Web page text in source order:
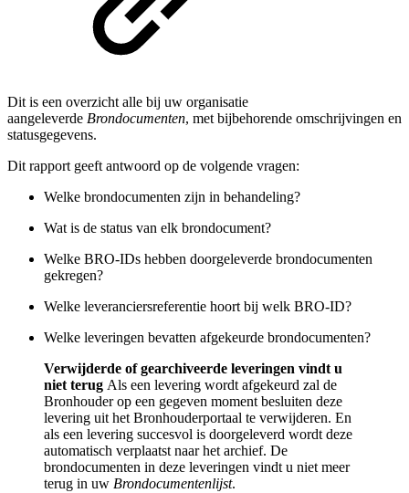
Dit is een overzicht alle bij uw organisatie
aangeleverde Brondocumenten, met bijbehorende omschrijvingen en
statusgegevens.
Dit rapport geeft antwoord op de volgende vragen:
Welke brondocumenten zijn in behandeling?
Wat is de status van elk brondocument?
Welke BRO-IDs hebben doorgeleverde brondocumenten
gekregen?
Welke leveranciersreferentie hoort bij welk BRO-ID?
Welke leveringen bevatten afgekeurde brondocumenten?
Verwijderde of gearchiveerde leveringen vindt u
niet terug Als een levering wordt afgekeurd zal de
Bronhouder op een gegeven moment besluiten deze
levering uit het Bronhouderportaal te verwijderen. En
als een levering succesvol is doorgeleverd wordt deze
automatisch verplaatst naar het archief. De
brondocumenten in deze leveringen vindt u niet meer
terug in uw Brondocumentenlijst.